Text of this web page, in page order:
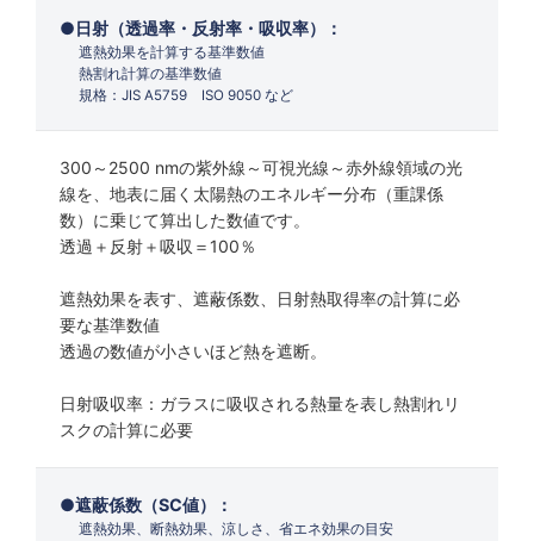
日射（透過率・反射率・吸収率）：
遮熱効果を計算する基準数値
熱割れ計算の基準数値
規格：JIS A5759 ISO 9050 など
300～2500 nmの紫外線～可視光線～赤外線領域の光
線を、地表に届く太陽熱のエネルギー分布（重課係
数）に乗じて算出した数値です。
透過＋反射＋吸収＝100％
遮熱効果を表す、遮蔽係数、日射熱取得率の計算に必
要な基準数値
透過の数値が小さいほど熱を遮断。
日射吸収率：ガラスに吸収される熱量を表し熱割れリ
スクの計算に必要
遮蔽係数（SC値）：
遮熱効果、断熱効果、涼しさ、省エネ効果の目安